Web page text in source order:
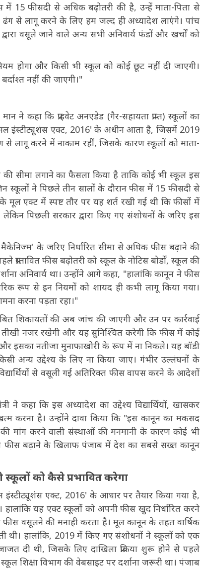
15 फीसदी से अधिक बढ़ोतरी की है, उन्हें माता-पिता से
ढंग से लागू करने के लिए हम जल्द ही अध्यादेश लाएंगे। पांच
वसूले जाने वाले अन्य सभी अनिवार्य फंडों और खर्चों को
होगा और किसी भी स्कूल को कोई छूट नहीं दी जाएगी।
नहीं की जाएगी।"
ने कहा कि प्राइवेट अनएडेड (गैर-सहायता प्राप्त) स्कूलों का
एक्ट, 2016' के अधीन आता है, जिसमें 2019
से लागू करने में नाकाम रहीं, जिसके कारण स्कूलों को माता-
की सीमा लगाने का फैसला किया है ताकि कोई भी स्कूल इस
ने पिछले तीन सालों के दौरान फीस में 15 फीसदी से
मूल एक्ट में स्पष्ट तौर पर यह शर्त रखी गई थी कि फीसों में
पिछली सरकार द्वारा किए गए संशोधनों के जरिए इस
के जरिए निर्धारित सीमा से अधिक फीस बढ़ाने की
फीस बढ़ोतरी को स्कूल के नोटिस बोर्डों, स्कूल की
अनिवार्य था। उन्होंने आगे कहा, "हालांकि कानून ने फीस
रूप से इन नियमों को शायद ही कभी लागू किया गया।
करना पड़ता रहा।"
शिकायतों की अब जांच की जाएगी और उन पर कार्रवाई
तीखी नजर रखेगी और यह सुनिश्चित करेगी कि फीस में कोई
इसका नतीजा मुनाफाखोरी के रूप में ना निकले। यह बॉडी
अन्य उद्देश्य के लिए ना किया जाए। गंभीर उल्लंघनों के
से वसूली गई अतिरिक्त फीस वापस करने के आदेशों
ने कहा कि इस अध्यादेश का उद्देश्य विद्यार्थियों, खासकर
करना है। उन्होंने दावा किया कि "इस कानून का मकसद
की मांग करने वाली संस्थाओं की मनमानी के कारण कोई भी
फीस बढ़ाने के खिलाफ पंजाब में देश का सबसे सख्त कानून
स्कूलों को कैसे प्रभावित करेगा
एक्ट, 2016' के आधार पर तैयार किया गया है,
यह एक्ट स्कूलों को अपनी फीस खुद निर्धारित करने
वसूलने की मनाही करता है। मूल कानून के तहत वार्षिक
हालांकि, 2019 में किए गए संशोधनों ने स्कूलों को एक
दी थी, जिसके लिए दाखिला प्रक्रिया शुरू होने से पहले
शिक्षा विभाग की वेबसाइट पर दर्शाना जरूरी था। पंजाब